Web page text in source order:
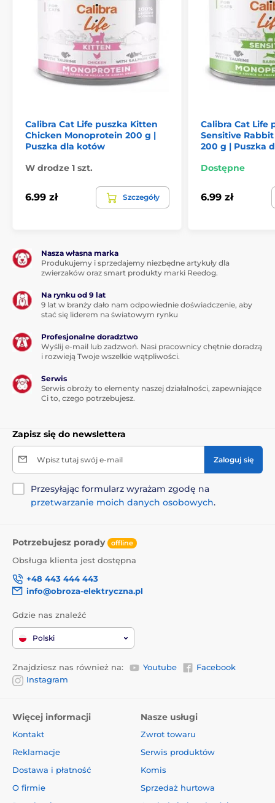
wysoka smakowitość
strawność
wzbogacony otaurynę, która jest ważna dla funkcji
oczu i serca
zawieraolej z łososia, który jest źródłem kwasów
omega-3(EPA, DHA)
genetycznie
Składniki:
z łososia 1%, lignoceluloza, węglan wapnia.
Składniki analityczne:
Wilgotność 78 %, białko surowe 10 %, tłuszcz surowy 6
%, popiół surowy 1,5 %, włókno surowe 0,5 %, wapń 0,3
3 0,11 %, kwasy tłuszczowe omega-6 1,1 %.
Dodatki odżywcze w 1 kg:
mg, tauryna (3a370) 800 mg, biotyna (3a880) 0,4 mg,
cynk (3b606) 10 mg, mangan (3b504) 2,4 mg, jod
mg.
1 075 kcal/kg
Dawkowanie:
od rasy kota i czynników sezonowych. Świeża woda
musi być zawsze dostępna.
Waga
5
Calibra Cat Life puszka Kitten
Chicken Monoprotein 200 g |
Puszka dla kotów
W drodze 1 szt.
6.99 zł Szczegóły
Calibra Cat Life
Sensitive
200 g | Puszka
Dostępne
6.99 zł
Nasza własna marka
Produkujemy i sprzedajemy niezbędne artykuły dla
zwierzaków oraz smart produkty marki Reedog.
Na rynku od 9 lat
9 lat w branży dało nam odpowiednie doświadczenie, aby
stać się liderem na światowym rynku
Profesjonalne doradztwo
Wyślij e-mail lub zadzwoń. Nasi pracownicy chętnie doradzą
i rozwieją Twoje wszelkie wątpliwości.
Serwis
Serwis obroży to elementy naszej działalności, zapewniające
Ci to, czego potrzebujesz.
Zapisz się do newslettera
Wpisz tutaj swój e-mail Zaloguj się
Przesyłając formularz wyrażam zgodę na
przetwarzanie moich danych osobowych.
Potrzebujesz porady offline
Obsługa klienta jest dostępna
+48 443 444 443
info@obroza-elektryczna.pl
Gdzie nas znaleźć
Polski
Znajdziesz nas również na: Youtube
Facebook
Instagram
Więcej informacji
Kontakt
Reklamacje
Dostawa i płatność
O firmie
Nasze usługi
Zwrot towaru
Serwis produktów
Komis
Sprzedaż hurtowa